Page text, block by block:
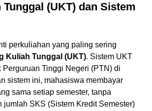
(UKT) dan Sistem
perkuliahan yang paling sering
Kuliah Tunggal (UKT). Sistem UKT
Perguruan Tinggi Negeri (PTN) di
sistem ini, mahasiswa membayar
sama setiap semester, tanpa
jumlah SKS (Sistem Kredit Semester)